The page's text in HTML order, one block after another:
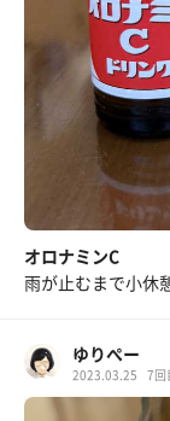
オロナミンC
雨が止むまで小休
ゆりぺー
2023.03.25 7回